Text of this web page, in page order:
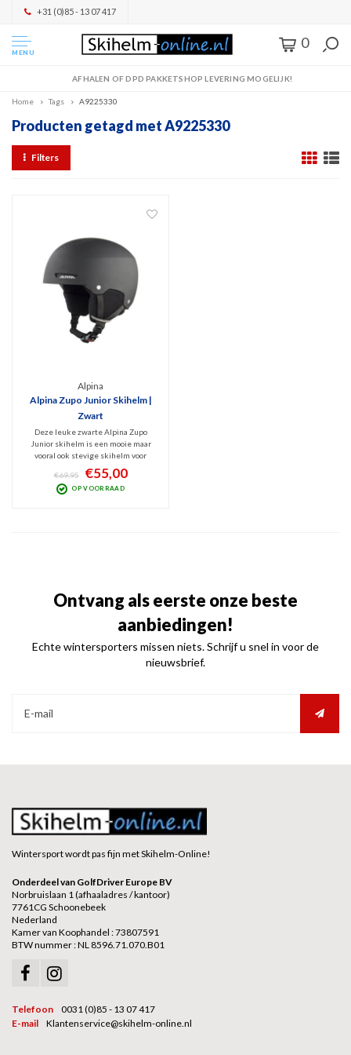
+31 (0)85 - 13 07 417
MENU
0
AFHALEN OF DPD PAKKETSHOP LEVERING MOGELIJK!
Home Tags A9225330
Producten getagd met A9225330
Filters
Alpina
Alpina Zupo Junior Skihelm |
Zwart
Deze leuke zwarte Alpina Zupo
Junior skihelm is een mooie maar
vooral ook stevige skihelm voor
kinderen. Comfortabel, veilig en ook
hygiënisch door zijn uitneembaar en
wasbare binnenvoering. Dit is een
€69,95 €55,00
OP VOORRAAD
Ontvang als eerste onze beste
aanbiedingen!
Echte wintersporters missen niets. Schrijf u snel in voor de
nieuwsbrief.
Wintersport wordt pas fijn met Skihelm-Online!
Onderdeel van GolfDriver Europe BV
Norbruislaan 1 (afhaaladres / kantoor)
7761CG Schoonebeek
Nederland
Kamer van Koophandel : 73807591
BTW nummer : NL 8596.71.070.B01
Telefoon
0031 (0)85 - 13 07 417
E-mail
Klantenservice@skihelm-online.nl